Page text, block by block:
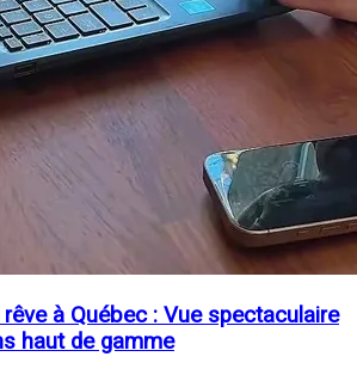
à Québec : Vue spectaculaire
haut de gamme